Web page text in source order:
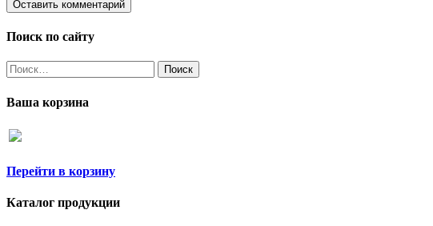
Поиск по сайту
Найти:
Ваша корзина
Перейти в корзину
Каталог продукции